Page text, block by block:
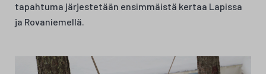
tapahtuma järjestetään ensimmäistä kertaa Lapissa
ja Rovaniemellä.